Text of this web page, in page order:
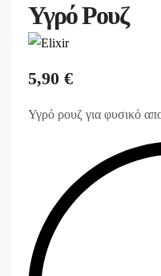
Υγρό Ρουζ
5,90 €
Υγρό ρουζ για φυσικό